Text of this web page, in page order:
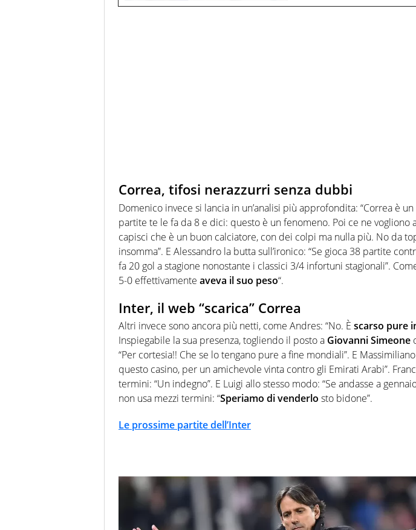
Correa, tifosi nerazzurri senza dubbi
Domenico invece si lancia in un’analisi più approfondita: “Correa è
partite te le fa da 8 e dici: questo è un fenomeno. Poi ce ne vogliono
capisci che è un buon calciatore, con dei colpi ma nulla più. No da
insomma”. E Alessandro la butta sull’ironico: “Se gioca 38 partite
fa 20 gol a stagione nonostante i classici 3/4 infortuni stagionali”.
5-0 effettivamente aveva il suo peso“.
Inter, il web “scarica” Correa
Altri invece sono ancora più netti, come Andres: “No. È scarso pure
Inspiegabile la sua presenza, togliendo il posto a Giovanni Simeone
“Per cortesia!! Che se lo tengano pure a fine mondiali”. E
questo casino, per un amichevole vinta contro gli Emirati Arabi”.
termini: “Un indegno”. E Luigi allo stesso modo: “Se andasse a
non usa mezzi termini: “Speriamo di venderlo sto bidone”.
Le prossime partite dell’Inter